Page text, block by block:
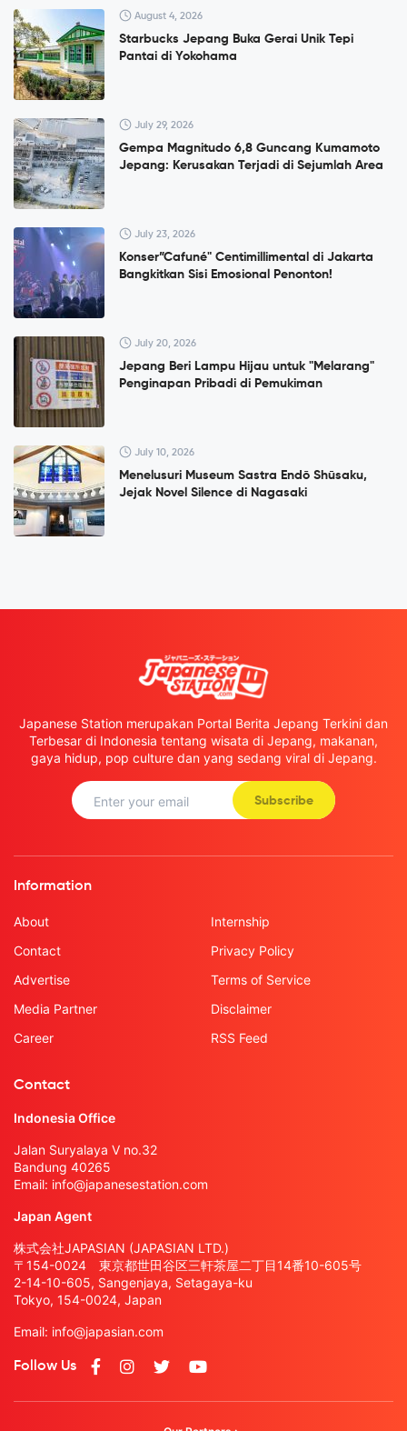
August 4, 2026
Starbucks Jepang Buka Gerai Unik Tepi
Pantai di Yokohama
July 29, 2026
Gempa Magnitudo 6,8 Guncang Kumamoto
Jepang: Kerusakan Terjadi di Sejumlah Area
July 23, 2026
Konser”Cafuné" Centimillimental di Jakarta
Bangkitkan Sisi Emosional Penonton!
July 20, 2026
Jepang Beri Lampu Hijau untuk "Melarang"
Penginapan Pribadi di Pemukiman
July 10, 2026
Menelusuri Museum Sastra Endō Shūsaku,
Jejak Novel Silence di Nagasaki
Japanese Station merupakan Portal Berita Jepang Terkini dan
Terbesar di Indonesia tentang wisata di Jepang, makanan,
gaya hidup, pop culture dan yang sedang viral di Jepang.
Subscribe
Information
About
Contact
Advertise
Media Partner
Career
Internship
Privacy Policy
Terms of Service
Disclaimer
RSS Feed
Contact
Indonesia Office
Jalan Suryalaya V no.32
Bandung 40265
Email: info@japanesestation.com
Japan Agent
株式会社JAPASIAN (JAPASIAN LTD.)
〒154-0024 東京都世田谷区三軒茶屋二丁目14番10-605号
2-14-10-605, Sangenjaya, Setagaya-ku
Tokyo, 154-0024, Japan
Email: info@japasian.com
Follow Us